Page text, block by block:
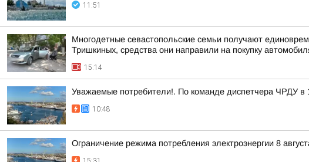
11:51
Многодетные севастопольские семьи получают
Тришкиных, средства они направили на покупку
15:14
Уважаемые потребители!. По команде диспетчера ЧРДУ в
10:48
Ограничение режима потребления электроэнергии 8